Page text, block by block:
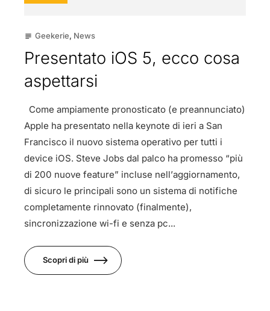
subject Geekerie, News
Presentato iOS 5, ecco cosa
aspettarsi
Come ampiamente pronosticato (e preannunciato)
Apple ha presentato nella keynote di ieri a San
Francisco il nuovo sistema operativo per tutti i
device iOS. Steve Jobs dal palco ha promesso “più
di 200 nuove feature” incluse nell’aggiornamento,
di sicuro le principali sono un sistema di notifiche
completamente rinnovato (finalmente),
sincronizzazione wi-fi e senza pc...
Scopri di più